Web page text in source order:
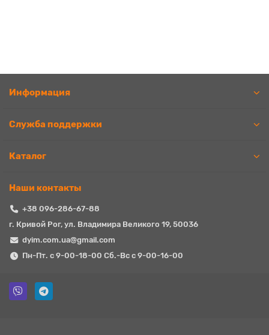
Информация
Служба поддержки
Каталог
Наши контакты
+38 096-286-67-88
г. Кривой Рог, ул. Владимира Великого 19, 50036
dyim.com.ua@gmail.com
Пн-Пт. с 9-00-18-00 Сб.-Вс с 9-00-16-00